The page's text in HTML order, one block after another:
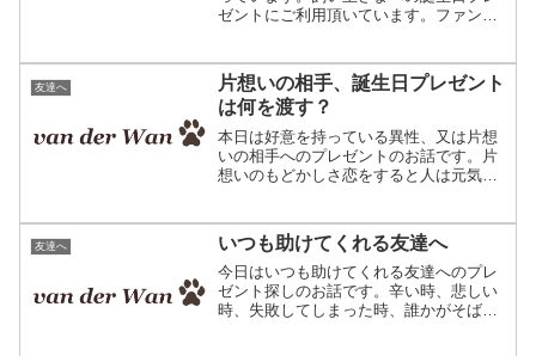
ゼントにご利用頂いています。ファンデ
のを贈りますか？高価な物？ふたり共通
の趣味の物？思い出の品？...
友達へ
片想いの相手、誕生日プレゼント
は何を渡す？
本日は好意を持っている異性、又は片想
いの相手へのプレゼントのお話です。片
想いのもどかしさ恋をすると人は元気に
まで友達だった相手の人が本当は好きだ
ったと気付く瞬間ってあり...
友達へ いつも助けてくれる友達へ
今日はいつも助けてくれる友達へのプレ
ゼント探しのお話です。辛い時、悲しい
時、失敗してしまった時、誰かがそばに